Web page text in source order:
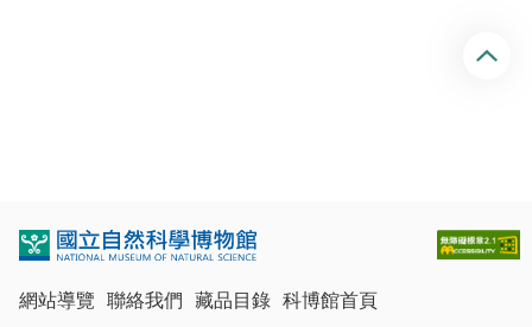
網站導覽 聯絡我們 藏品目錄 科博館首頁
回
頂
端